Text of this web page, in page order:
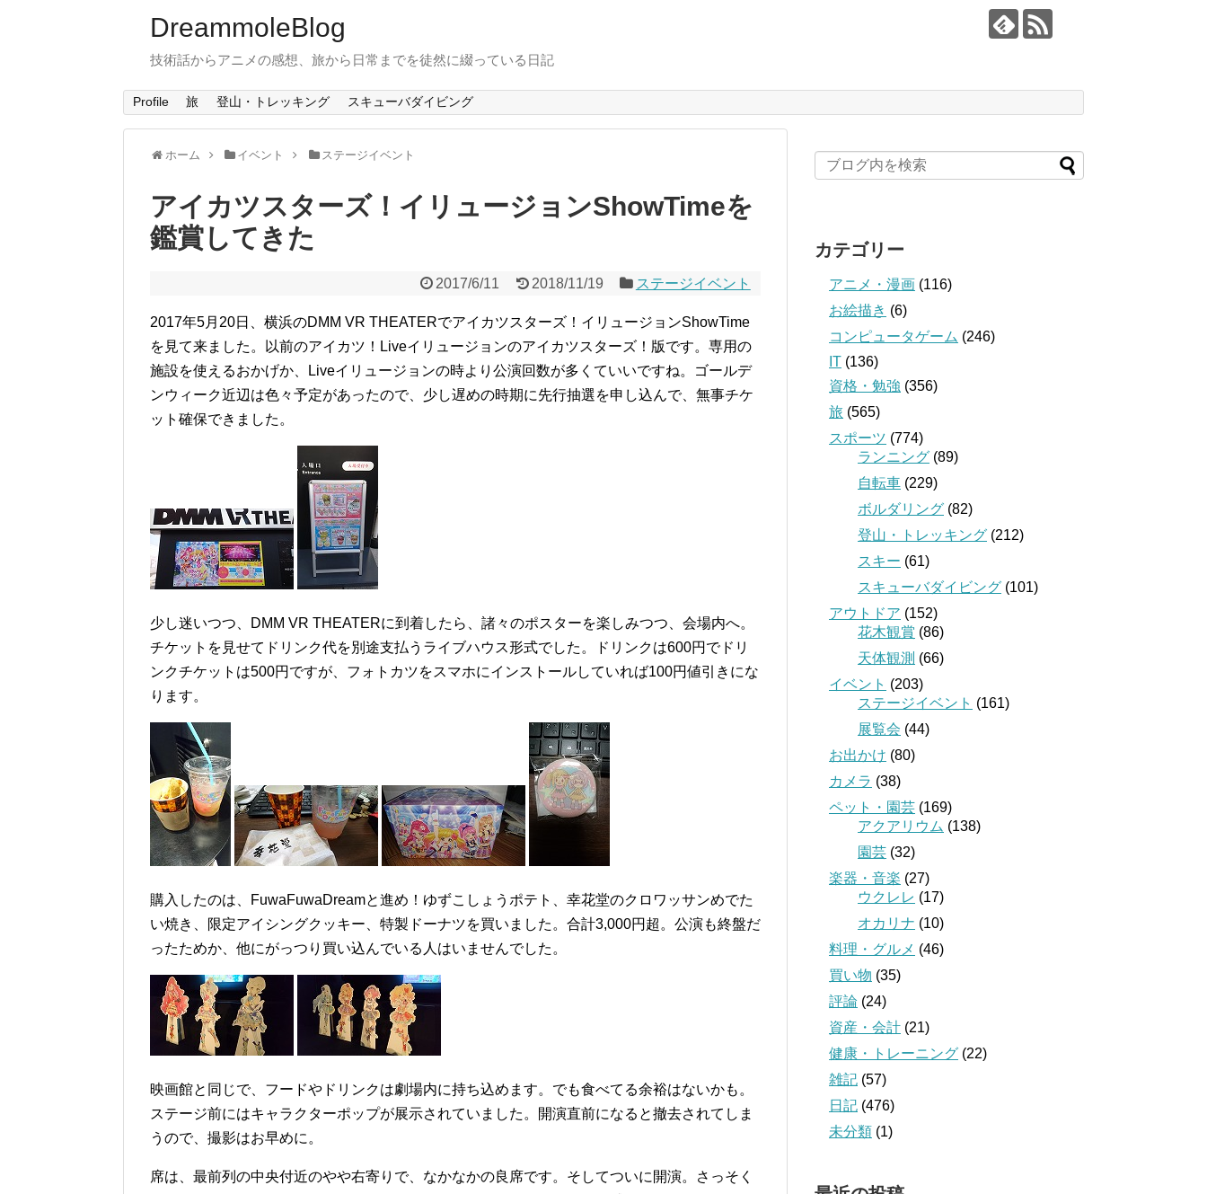
DreammoleBlog
技術話からアニメの感想、旅から日常までを徒然に綴っている日記
Profile 旅 登山・トレッキング スキューバダイビング
ホーム イベント ステージイベント
アイカツスターズ！イリュージョンShowTimeを
鑑賞してきた
2017/6/11 2018/11/19 ステージイベント
2017年5月20日、横浜のDMM VR THEATERでアイカツスターズ！イリュージョンShowTime
を見て来ました。以前のアイカツ！Liveイリュージョンのアイカツスターズ！版です。専用の
施設を使えるおかげか、Liveイリュージョンの時より公演回数が多くていいですね。ゴールデ
ンウィーク近辺は色々予定があったので、少し遅めの時期に先行抽選を申し込んで、無事チケ
ット確保できました。
少し迷いつつ、DMM VR THEATERに到着したら、諸々のポスターを楽しみつつ、会場内へ。
チケットを見せてドリンク代を別途支払うライブハウス形式でした。ドリンクは600円でドリ
ンクチケットは500円ですが、フォトカツをスマホにインストールしていれば100円値引きにな
ります。
購入したのは、FuwaFuwaDreamと進め！ゆずこしょうポテト、幸花堂のクロワッサンめでた
い焼き、限定アイシングクッキー、特製ドーナツを買いました。合計3,000円超。公演も終盤だ
ったためか、他にがっつり買い込んでいる人はいませんでした。
映画館と同じで、フードやドリンクは劇場内に持ち込めます。でも食べてる余裕はないかも。
ステージ前にはキャラクターポップが展示されていました。開演直前になると撤去されてしま
うので、撮影はお早めに。
席は、最前列の中央付近のやや右寄りで、なかなかの良席です。そしてついに開演。さっそく
カテゴリー
アニメ・漫画 (116)
お絵描き (6)
コンピュータゲーム (246)
IT (136)
資格・勉強 (356)
旅 (565)
スポーツ (774)
ランニング (89)
自転車 (229)
ボルダリング (82)
登山・トレッキング (212)
スキー (61)
スキューバダイビング (101)
アウトドア (152)
花木観賞 (86)
天体観測 (66)
イベント (203)
ステージイベント (161)
展覧会 (44)
お出かけ (80)
カメラ (38)
ペット・園芸 (169)
アクアリウム (138)
園芸 (32)
楽器・音楽 (27)
ウクレレ (17)
オカリナ (10)
料理・グルメ (46)
買い物 (35)
評論 (24)
資産・会計 (21)
健康・トレーニング (22)
雑記 (57)
日記 (476)
未分類 (1)